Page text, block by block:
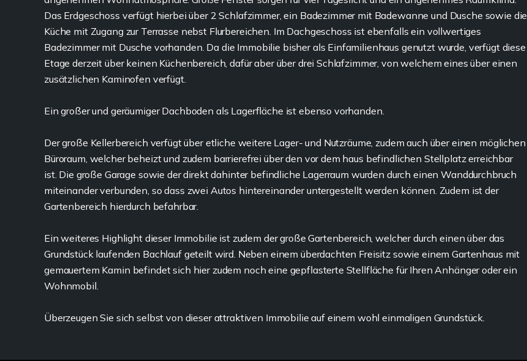
Das Erdgeschoss verfügt hierbei über 2 Schlafzimmer, ein Badezimmer mit Badewanne und Dusche sowie die
Küche mit Zugang zur Terrasse nebst Flurbereichen. Im Dachgeschoss ist ebenfalls ein vollwertiges
Badezimmer mit Dusche vorhanden. Da die Immobilie bisher als Einfamilienhaus genutzt wurde, verfügt diese
Etage derzeit über keinen Küchenbereich, dafür aber über drei Schlafzimmer, von welchem eines über einen
zusätzlichen Kaminofen verfügt.
Ein großer und geräumiger Dachboden als Lagerfläche ist ebenso vorhanden.
Der große Kellerbereich verfügt über etliche weitere Lager- und Nutzräume, zudem auch über einen möglichen
Büroraum, welcher beheizt und zudem barrierefrei über den vor dem haus befindlichen Stellplatz erreichbar
ist. Die große Garage sowie der direkt dahinter befindliche Lagerraum wurden durch einen Wanddurchbruch
miteinander verbunden, so dass zwei Autos hintereinander untergestellt werden können. Zudem ist der
Gartenbereich hierdurch befahrbar.
Ein weiteres Highlight dieser Immobilie ist zudem der große Gartenbereich, welcher durch einen über das
Grundstück laufenden Bachlauf geteilt wird. Neben einem überdachten Freisitz sowie einem Gartenhaus mit
gemauertem Kamin befindet sich hier zudem noch eine gepflasterte Stellfläche für Ihren Anhänger oder ein
Wohnmobil.
Überzeugen Sie sich selbst von dieser attraktiven Immobilie auf einem wohl einmaligen Grundstück.